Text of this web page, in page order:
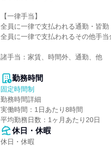
【一律手当】
全員に一律で支払われる通勤・皆勤
全員に一律で支払われるその他手当
諸手当：家賃、時間外、通勤、他
勤務時間
固定時間制
勤務時間詳細
実働時間：1日あたり8時間
平均勤務日数：1ヶ月あたり20日
休日・休暇
休日・休暇